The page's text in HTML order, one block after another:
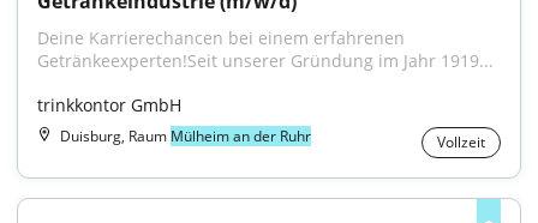
Deine Karrierechancen bei einem erfahrenen
Getränkeexperten!Seit unserer Gründung im Jahr 1919...
trinkkontor GmbH
Duisburg, Raum Mülheim an der Ruhr Vollzeit